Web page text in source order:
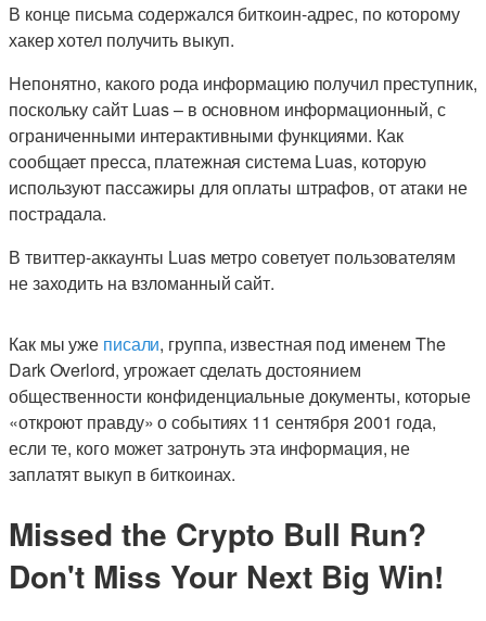
В конце письма содержался биткоин-адрес, по которому
хакер хотел получить выкуп.
Непонятно, какого рода информацию получил преступник,
поскольку сайт Luas – в основном информационный, с
ограниченными интерактивными функциями. Как
сообщает пресса, платежная система Luas, которую
используют пассажиры для оплаты штрафов, от атаки не
пострадала.
В твиттер-аккаунты Luas метро советует пользователям
не заходить на взломанный сайт.
Как мы уже писали, группа, известная под именем The
Dark Overlord, угрожает сделать достоянием
общественности конфиденциальные документы, которые
«откроют правду» о событиях 11 сентября 2001 года,
если те, кого может затронуть эта информация, не
заплатят выкуп в биткоинах.
Missed the Crypto Bull Run?
Don't Miss Your Next Big Win!